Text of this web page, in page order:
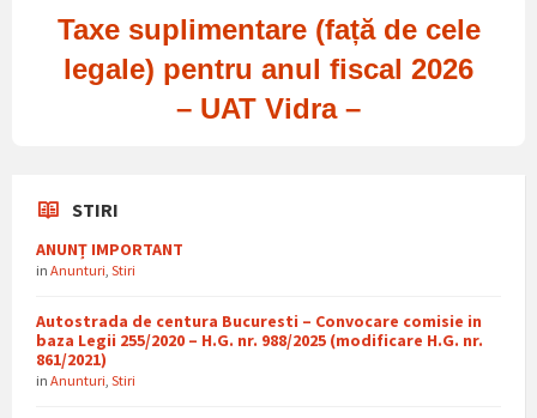
Taxe suplimentare (față de cele
legale) pentru anul fiscal 2026
– UAT Vidra –
STIRI
ANUNȚ IMPORTANT
in Anunturi Stiri
Autostrada de centura Bucuresti – Convocare comisie in
baza Legii 255/2020 – H.G. nr. 988/2025 (modificare H.G. nr.
861/2021)
in Anunturi Stiri